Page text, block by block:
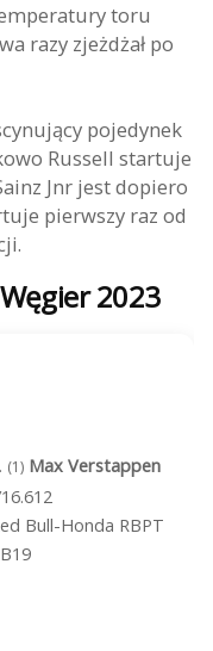
toru
razy zjeżdżał po
pojedynek
Russell startuje
Jnr jest dopiero
pierwszy raz od
2023
(1) Max Verstappen
Bull-Honda RBPT